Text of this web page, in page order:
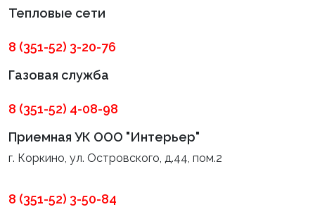
Тепловые сети
8 (351-52) 3-20-76
Газовая служба
8 (351-52) 4-08-98
Приемная УК ООО "Интерьер"
г. Коркино, ул. Островского, д.44, пом.2
8 (351-52) 3-50-84